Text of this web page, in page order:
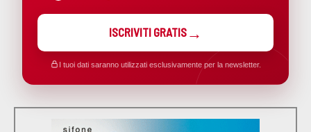
ISCRIVITI GRATIS
I tuoi dati saranno utilizzati esclusivamente per la newsletter.